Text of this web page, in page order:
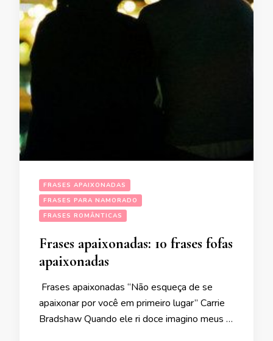
FRASES APAIXONADAS
FRASES PARA NAMORADO
FRASES ROMÂNTICAS
Frases apaixonadas: 10 frases fofas
apaixonadas
Frases apaixonadas “Não esqueça de se
apaixonar por você em primeiro lugar” Carrie
Bradshaw Quando ele ri doce imagino meus …